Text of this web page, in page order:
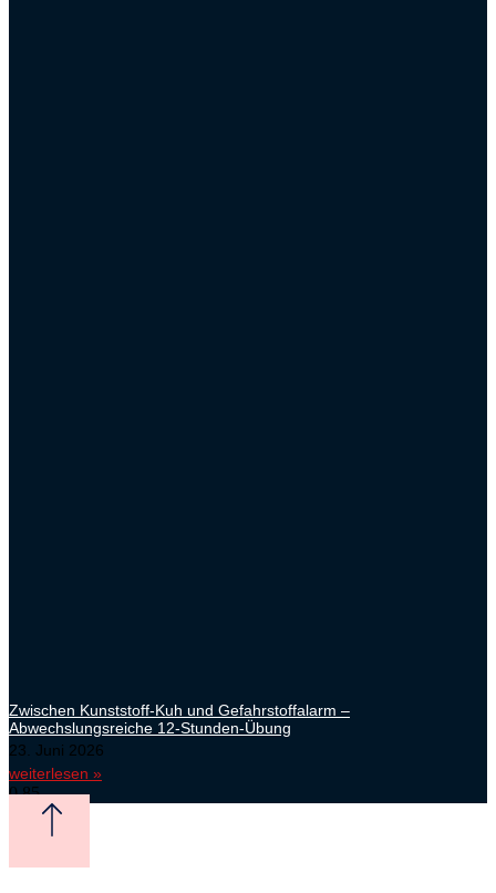
Zwischen Kunststoff-Kuh und Gefahrstoffalarm –
Abwechslungsreiche 12-Stunden-Übung
23. Juni 2026
weiterlesen »